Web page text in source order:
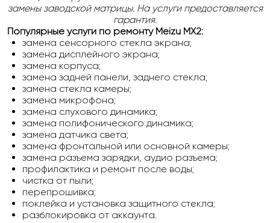
замены заводской матрицы. На услуги предоставляется
гарантия.
Популярные услуги по ремонтуMeizu MX2:
замена сенсорного стекла экрана;
замена дисплейного экрана;
замена корпуса;
замена задней панели, заднего стекла;
замена стекла камеры;
замена микрофона;
замена слухового динамика;
замена полифонического динамика;
замена датчика света;
замена фронтальной или основной камеры;
замена разъема зарядки, аудио разъема;
профилактика и ремонт после воды;
чистка от пыли;
перепрошивка;
поклейка и установка защитного стекла;
разблокировка от аккаунта.